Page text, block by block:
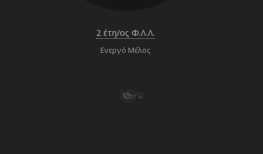
2 έτη/ος Φ.Λ.Λ.
Ενεργό Μέλος